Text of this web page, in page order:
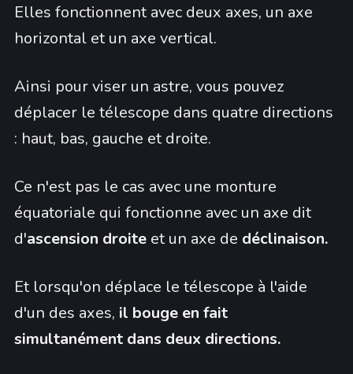
Elles fonctionnent avec deux axes, un axe
horizontal et un axe vertical.
Ainsi pour viser un astre, vous pouvez
déplacer le télescope dans quatre directions
: haut, bas, gauche et droite.
Ce n'est pas le cas avec une monture
équatoriale qui fonctionne avec un axe dit
d'ascension droite et un axe de déclinaison.
Et lorsqu'on déplace le télescope à l'aide
d'un des axes, il bouge en fait
simultanément dans deux directions.